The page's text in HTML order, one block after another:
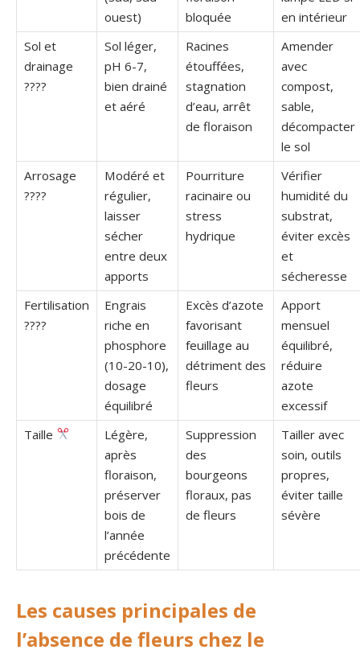
ouest)
bloquée
en intérieur
Sol et
drainage
????
Sol léger,
pH 6-7,
bien drainé
et aéré
Racines
étouffées,
stagnation
d’eau, arrêt
de floraison
Amender
avec
compost,
sable,
décompacter
le sol
Arrosage
????
Modéré et
régulier,
laisser
sécher
entre deux
apports
Pourriture
racinaire ou
stress
hydrique
Vérifier
humidité du
substrat,
éviter excès
et
sécheresse
Fertilisation
????
Engrais
riche en
phosphore
(10-20-10),
dosage
équilibré
Excès d’azote
favorisant
feuillage au
détriment des
fleurs
Apport
mensuel
équilibré,
réduire
azote
excessif
Taille
Légère,
après
floraison,
préserver
bois de
l’année
précédente
Suppression
des
bourgeons
floraux, pas
de fleurs
Tailler avec
soin, outils
propres,
éviter taille
sévère
Les causes principales de
l’absence de fleurs chez le